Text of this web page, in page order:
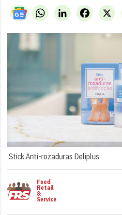
WhatsAppLinkedIn X
Facebook
Stick Anti-rozaduras Deliplus
Food
Retail
&
Service